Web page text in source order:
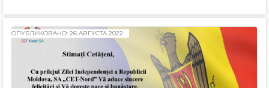
ОПУБЛИКОВАНО: 26 АВГУСТА 2022